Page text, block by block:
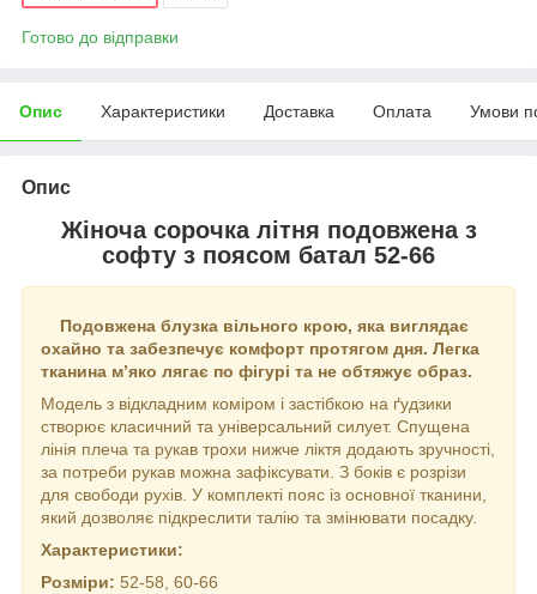
Готово до відправки
Опис Характеристики Доставка Оплата Умови
Опис
Жіноча сорочка літня подовжена з
софту з поясом батал 52-66
Подовжена блузка вільного крою, яка виглядає
охайно та забезпечує комфорт протягом дня. Легка
тканина м’яко лягає по фігурі та не обтяжує образ.
Модель з відкладним коміром і застібкою на ґудзики
створює класичний та універсальний силует. Спущена
лінія плеча та рукав трохи нижче ліктя додають зручності,
за потреби рукав можна зафіксувати. З боків є розрізи
для свободи рухів. У комплекті пояс із основної тканини,
який дозволяє підкреслити талію та змінювати посадку.
Характеристики:
Розміри: 52-58, 60-66